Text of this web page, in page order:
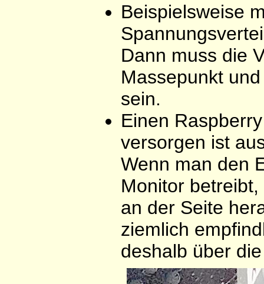
Beispielsweise
Dann muss die
Massepunkt
sein.
Einen
versorgen ist
Wenn man den
Monitor
an der Seite
ziemlich
deshalb über